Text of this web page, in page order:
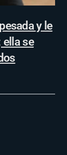
y le
se